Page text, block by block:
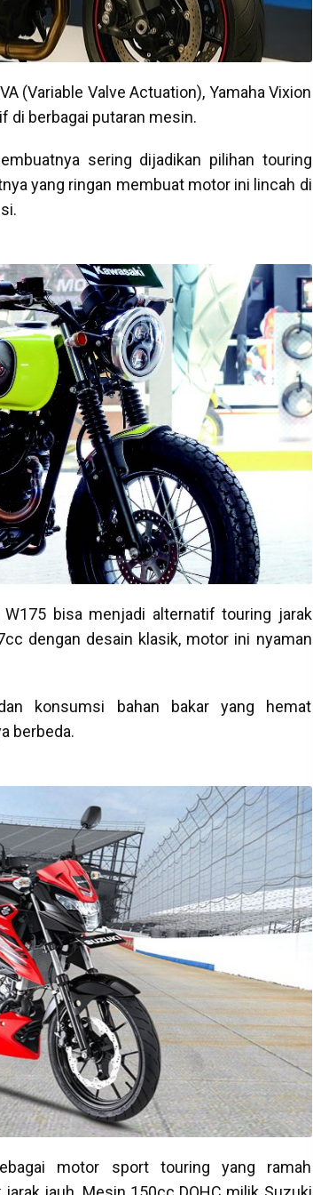
(Variable Valve Actuation), Yamaha Vixion
di berbagai putaran mesin.
sering dijadikan pilihan touring
yang ringan membuat motor ini lincah di
bisa menjadi alternatif touring jarak
dengan desain klasik, motor ini nyaman
konsumsi bahan bakar yang hemat
berbeda.
motor sport touring yang ramah